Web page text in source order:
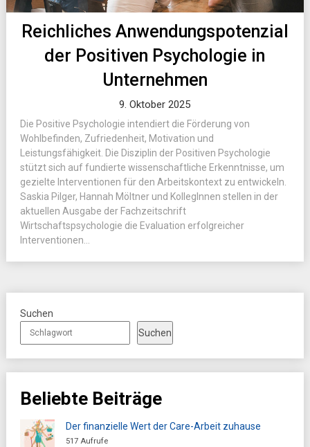
Reichliches Anwendungspotenzial
der Positiven Psychologie in
Unternehmen
9. Oktober 2025
Die Positive Psychologie intendiert die Förderung von
Wohlbefinden, Zufriedenheit, Motivation und
Leistungsfähigkeit. Die Disziplin der Positiven Psychologie
stützt sich auf fundierte wissenschaftliche Erkenntnisse, um
gezielte Interventionen für den Arbeitskontext zu entwickeln.
Saskia Pilger, Hannah Möltner und KollegInnen stellen in der
aktuellen Ausgabe der Fachzeitschrift
Wirtschaftspsychologie die Evaluation erfolgreicher
Interventionen...
Suchen
Suchen
Beliebte Beiträge
Der finanzielle Wert der Care-Arbeit zuhause
517 Aufrufe